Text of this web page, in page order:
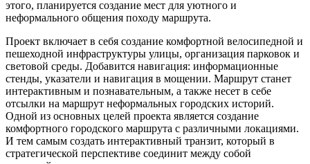
этого, планируется создание мест для уютного и
неформального общения походу маршрута.
Проект включает в себя создание комфортной велосипедной и
пешеходной инфраструктуры улицы, организация парковок и
световой среды. Добавится навигация: информационные
стенды, указатели и навигация в мощении. Маршрут станет
интерактивным и познавательным, а также несет в себе
отсылки на маршрут неформальных городских историй.
Одной из основных целей проекта является создание
комфортного городского маршрута с различными локациями.
И тем самым создать интерактивный транзит, который в
стратегической перспективе соединит между собой